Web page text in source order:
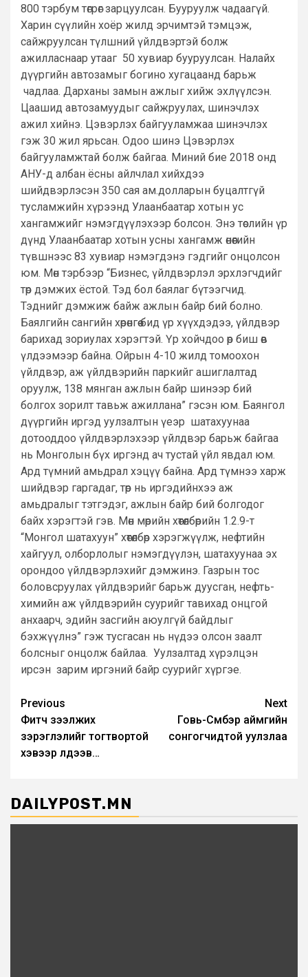
800 тэрбум төгрөг зарцуулсан. Бууруулж чадаагүй.
Харин сүүлийн хоёр жилд эрчимтэй тэмцэж,
сайжруулсан түлшний үйлдвэртэй болж
ажилласнаар утааг 50 хувиар бууруулсан. Налайх
дүүргийн автозамыг богино хугацаанд барьж
чадлаа. Дарханы замын ажлыг хийж эхлүүлсэн.
Цаашид автозамуудыг сайжруулах, шинэчлэх
ажил хийнэ. Цэвэрлэх байгууламжаа шинэчлэх
гэж 30 жил ярьсан. Одоо шинэ Цэвэрлэх
байгууламжтай болж байгаа. Миний бие 2018 онд
АНУ-д албан ёсны айлчлал хийхдээ
шийдвэрлэсэн 350 сая ам.долларын буцалтгүй
тусламжийн хүрээнд Улаанбаатар хотын ус
хангамжийг нэмэгдүүлэхээр болсон. Энэ төслийн үр
дүнд Улаанбаатар хотын усны хангамж өнөөгийн
түвшнээс 83 хувиар нэмэгдэнэ гэдгийг онцолсон
юм. Мөн тэрбээр “Бизнес, үйлдвэрлэл эрхлэгчдийг
төр дэмжих ёстой. Тэд бол баялаг бүтээгчид.
Тэднийг дэмжиж байж ажлын байр бий болно.
Баялгийн сангийн хөрөнгөө бид үр хүүхдэдээ, үйлдвэр
барихад зориулах хэрэгтэй. Үр хойчдоо өр биш өв
үлдээмээр байна. Ойрын 4-10 жилд томоохон
үйлдвэр, аж үйлдвэрийн паркийг ашиглалтад
оруулж, 138 мянган ажлын байр шинээр бий
болгох зорилт тавьж ажиллана” гэсэн юм. Баянгол
дүүргийн иргэд уулзалтын үеэр шатахуунаа
дотооддоо үйлдвэрлэхээр үйлдвэр барьж байгаа
нь Монголын бүх иргэнд ач тустай үйл явдал юм.
Ард түмний амьдрал хэцүү байна. Ард түмнээ харж
шийдвэр гаргадаг, төр нь иргэдийнхээ аж
амьдралыг тэтгэдэг, ажлын байр бий болгодог
байх хэрэгтэй гэв. Мөн мөрийн хөтөлбөрийн 1.2.9-т
“Монгол шатахуун” хөтөлбөр хэрэгжүүлж, нефтийн
хайгуул, олборлолыг нэмэгдүүлэн, шатахуунаа эх
орондоо үйлдвэрлэхийг дэмжинэ. Газрын тос
боловсруулах үйлдвэрийг барьж дуусган, нефть-
химийн аж үйлдвэрийн суурийг тавихад онцгой
анхаарч, эдийн засгийн аюулгүй байдлыг
бэхжүүлнэ” гэж тусгасан нь нүдээ олсон заалт
болсныг онцолж байлаа. Уулзалтад хүрэлцэн
ирсэн зарим иргэний байр суурийг хүргэе.
Post
navigation
Previous
Фитч зээлжих
зэрэглэлийг тогтвортой
хэвээр үлдээв…
Next
Говь-Сүмбэр аймгийн
сонгогчидтой уулзлаа
DAILYPOST.MN